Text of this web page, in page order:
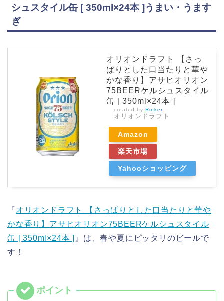
シュスタイル缶 [ 350ml×24本 ]うまい・うます
ぎ
オリオンドラフト 【さっ
ぱりとした口当たりと華や
かな香り】アサヒオリオン
75BEERケルシュスタイル
缶 [ 350ml×24本 ]
created by Rinker
オリオンドラフト
Amazon
楽天市場
Yahooショッピング
『オリオンドラフト 【さっぱりとした口当たりと華や
かな香り】アサヒオリオン75BEERケルシュスタイル
缶 [ 350ml×24本 ] 』は、春や夏にピッタリのビールで
す！